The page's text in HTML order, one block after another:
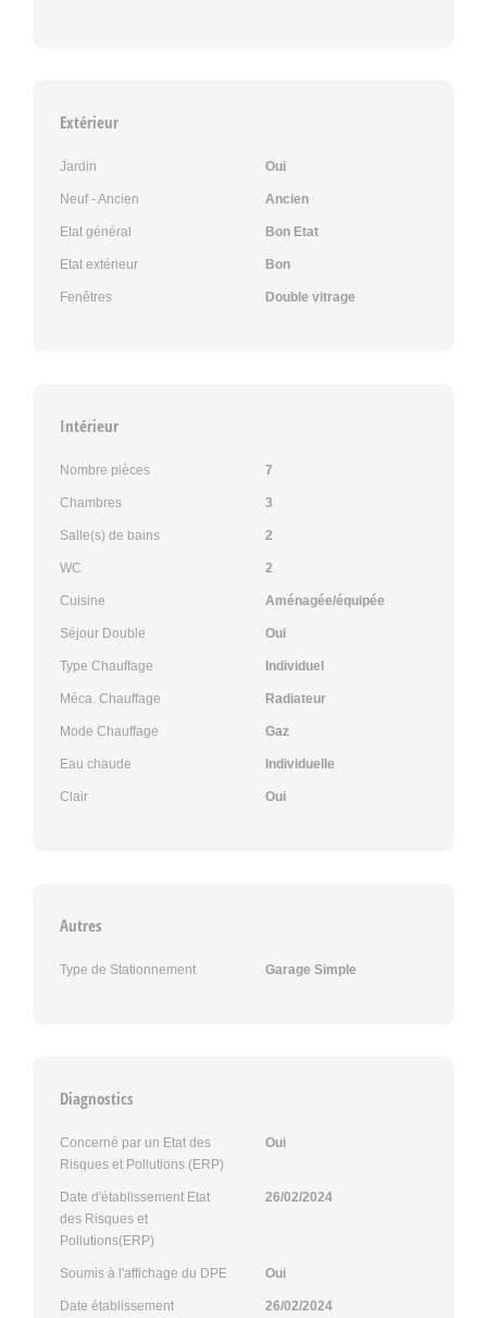
Extérieur
Jardin Oui
Neuf - Ancien Ancien
Etat général Bon Etat
Etat extérieur Bon
Fenêtres Double vitrage
Intérieur
Nombre pièces 7
Chambres 3
Salle(s) de bains 2
WC 2
Cuisine Aménagée/équipée
Séjour Double Oui
Type Chauffage Individuel
Méca. Chauffage Radiateur
Mode Chauffage Gaz
Eau chaude Individuelle
Clair Oui
Autres
Type de Stationnement Garage Simple
Diagnostics
Concerné par un Etat des
Risques et Pollutions (ERP)
Oui
Date d'établissement Etat
des Risques et
Pollutions(ERP)
26/02/2024
Soumis à l'affichage du DPE Oui
Date établissement
26/02/2024